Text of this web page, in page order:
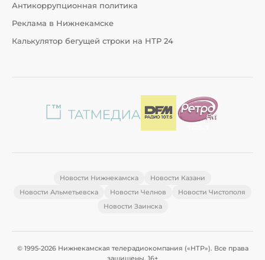
Антикоррупционная политика
Реклама в Нижнекамске
Калькулятор бегущей строки на НТР 24
Новости Нижнекамска
Новости Казани
Новости Альметьевска
Новости Челнов
Новости Чистополя
Новости Заинска
© 1995-2026 Нижнекамская телерадиокомпания («НТР»). Все права
защищены. 16+